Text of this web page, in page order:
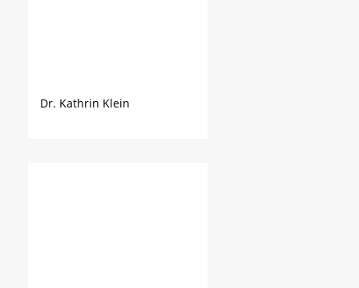
Dr. Kathrin Klein